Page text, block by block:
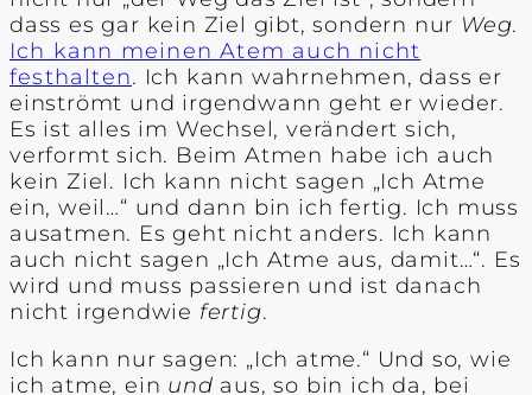
dass es gar kein Ziel gibt, sondern nur Weg.
Ich kann meinen Atem auch nicht
festhalten. Ich kann wahrnehmen, dass er
einströmt und irgendwann geht er wieder.
Es ist alles im Wechsel, verändert sich,
verformt sich. Beim Atmen habe ich auch
kein Ziel. Ich kann nicht sagen „Ich Atme
ein, weil…“ und dann bin ich fertig. Ich muss
ausatmen. Es geht nicht anders. Ich kann
auch nicht sagen „Ich Atme aus, damit…“. Es
wird und muss passieren und ist danach
nicht irgendwie fertig.
Ich kann nur sagen: „Ich atme.“ Und so, wie
ich atme, ein und aus, so bin ich da, bei